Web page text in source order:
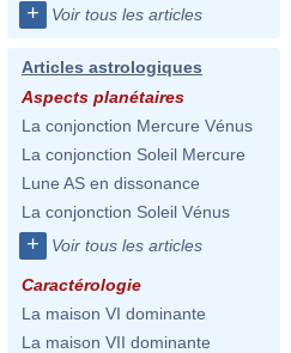
+ Voir tous les articles
Articles astrologiques
Aspects planétaires
La conjonction Mercure Vénus
La conjonction Soleil Mercure
Lune AS en dissonance
La conjonction Soleil Vénus
+ Voir tous les articles
Caractérologie
La maison VI dominante
La maison VII dominante